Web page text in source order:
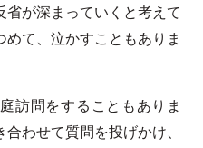
が深まっていくと考えて
て、泣かすこともありま
訪問をすることもありま
わせて質問を投げかけ、